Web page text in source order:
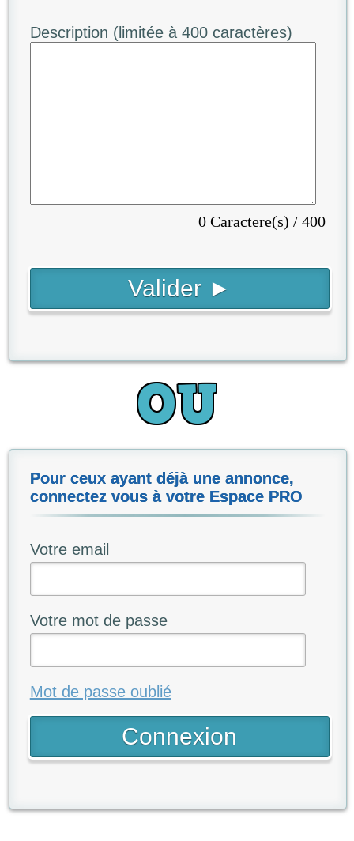
Description (limitée à 400 caractères)
0 Caractere(s) / 400
Pour ceux ayant déjà une annonce,
connectez vous à votre Espace PRO
Votre email
Votre mot de passe
Mot de passe oublié